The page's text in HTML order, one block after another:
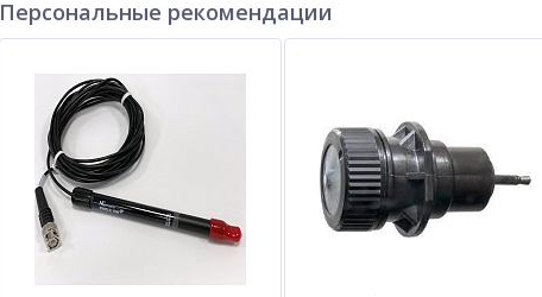
Персональные рекомендации